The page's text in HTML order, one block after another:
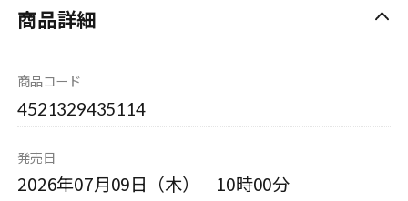
商品詳細
商品コード
4521329435114
発売日
2026年07月09日（木） 10時00分